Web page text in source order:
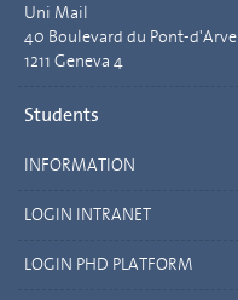
Uni Mail
40 Boulevard du Pont-d'Arve
1211 Geneva 4
Students
INFORMATION
LOGIN INTRANET
LOGIN PHD PLATFORM